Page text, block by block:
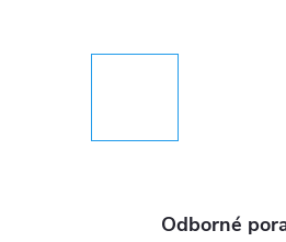
Odborné